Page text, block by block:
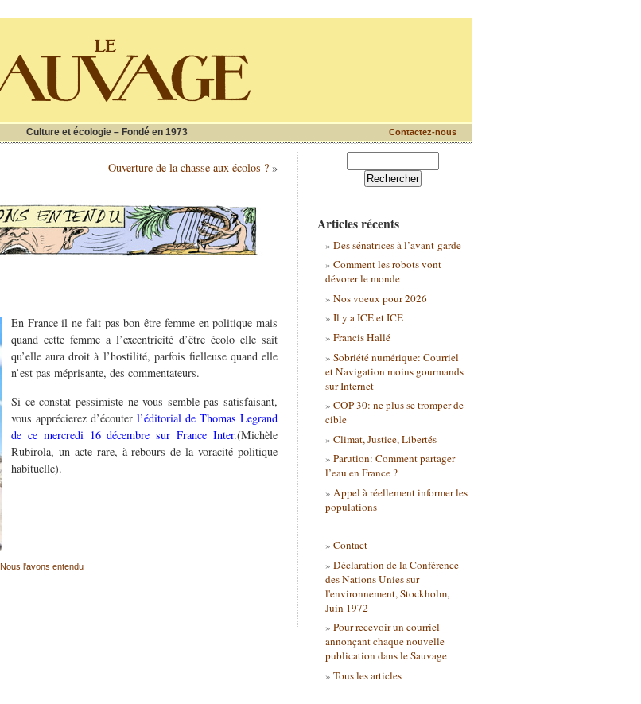
Culture et écologie – Fondé en 1973 Contactez-nous
Ouverture de la chasse aux écolos ? »
En France il ne fait pas bon être femme en politique mais
quand cette femme a l’excentricité d’être écolo elle sait
qu’elle aura droit à l’hostilité, parfois fielleuse quand elle
n’est pas méprisante, des commentateurs.
Si ce constat pessimiste ne vous semble pas satisfaisant,
vous apprécierez d’écouter l’éditorial de Thomas Legrand
de ce mercredi 16 décembre sur France Inter.(Michèle
Rubirola, un acte rare, à rebours de la voracité politique
habituelle).
Nous l'avons entendu
Articles récents
Des sénatrices à l’avant-garde
Comment les robots vont
dévorer le monde
Nos voeux pour 2026
Il y a ICE et ICE
Francis Hallé
Sobriété numérique: Courriel
et Navigation moins gourmands
sur Internet
COP 30: ne plus se tromper de
cible
Climat, Justice, Libertés
Parution: Comment partager
l’eau en France ?
Appel à réellement informer les
populations
Contact
Déclaration de la Conférence
des Nations Unies sur
l'environnement, Stockholm,
Juin 1972
Pour recevoir un courriel
annonçant chaque nouvelle
publication dans le Sauvage
Tous les articles